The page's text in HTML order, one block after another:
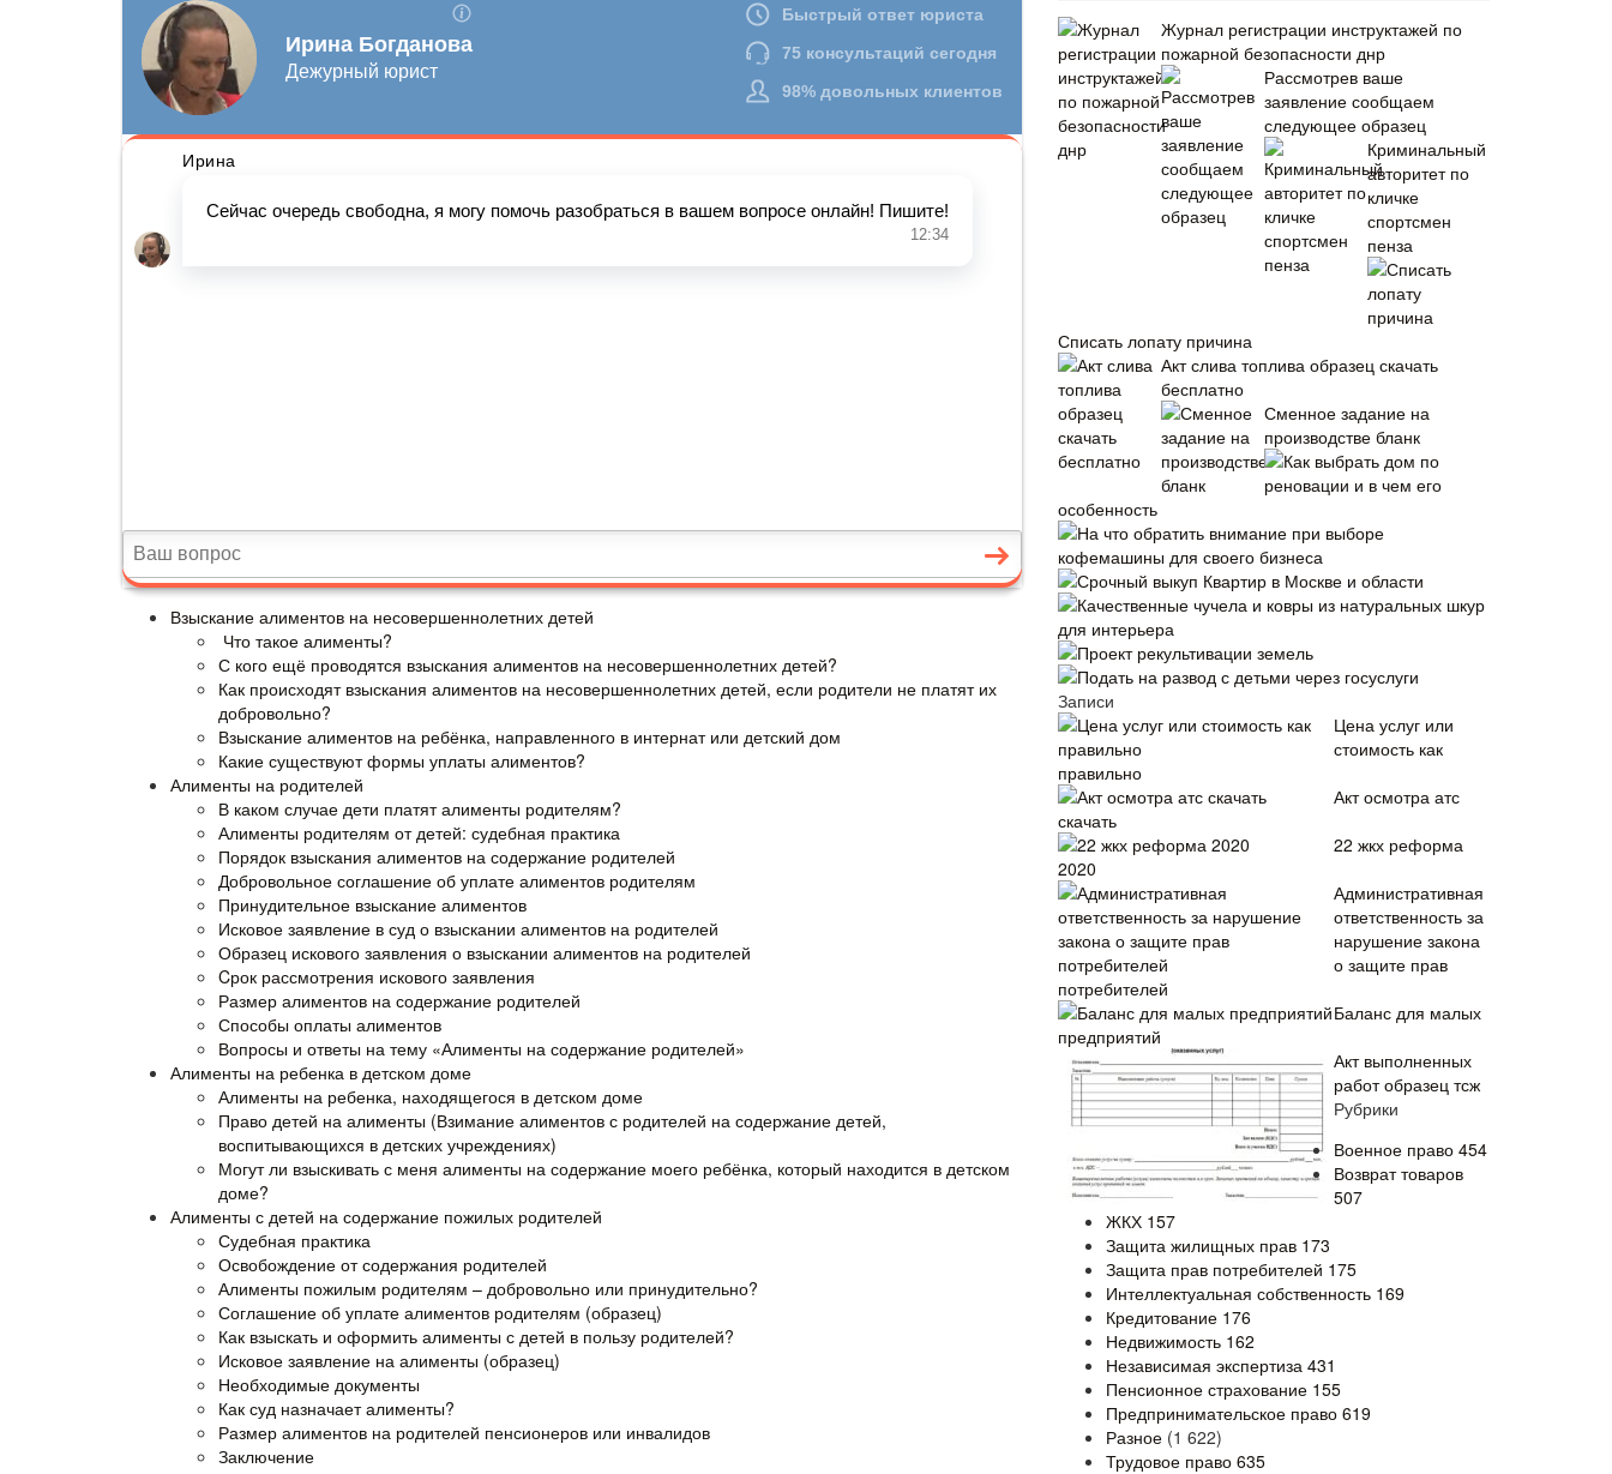
Взыскание алиментов на несовершеннолетних детей
Что такое алименты?
С кого ещё проводятся взыскания алиментов на несовершеннолетних детей?
Как происходят взыскания алиментов на несовершеннолетних детей, если родители не платят их
добровольно?
Взыскание алиментов на ребёнка, направленного в интернат или детский дом
Какие существуют формы уплаты алиментов?
Алименты на родителей
В каком случае дети платят алименты родителям?
Алименты родителям от детей: судебная практика
Порядок взыскания алиментов на содержание родителей
Добровольное соглашение об уплате алиментов родителям
Принудительное взыскание алиментов
Исковое заявление в суд о взыскании алиментов на родителей
Образец искового заявления о взыскании алиментов на родителей
Cрок рассмотрения искового заявления
Размер алиментов на содержание родителей
Способы оплаты алиментов
Вопросы и ответы на тему «Алименты на содержание родителей»
Алименты на ребенка в детском доме
Алименты на ребенка, находящегося в детском доме
Право детей на алименты (Взимание алиментов с родителей на содержание детей,
воспитывающихся в детских учреждениях)
Могут ли взыскивать с меня алименты на содержание моего ребёнка, который находится в детском
доме?
Алименты с детей на содержание пожилых родителей
Судебная практика
Освобождение от содержания родителей
Алименты пожилым родителям – добровольно или принудительно?
Соглашение об уплате алиментов родителям (образец)
Как взыскать и оформить алименты с детей в пользу родителей?
Исковое заявление на алименты (образец)
Необходимые документы
Как суд назначает алименты?
Размер алиментов на родителей пенсионеров или инвалидов
Заключение
Журнал регистрации инструктажей по
пожарной безопасности днр
Рассмотрев ваше
заявление сообщаем
следующее образец
Криминальный
авторитет по
кличке
спортсмен
пенза
Списать лопату причина
Акт слива топлива образец скачать
бесплатно
Сменное задание на
производстве бланк
Как выбрать дом по
реновации и в чем его
особенность
На что обратить внимание при выборе
кофемашины для своего бизнеса
Срочный выкуп Квартир в Москве и области
Качественные чучела и ковры из натуральных шкур
для интерьера
Проект рекультивации земель
Подать на развод с детьми через госуслуги
Записи
Цена услуг или
стоимость как
правильно
Акт осмотра атс
скачать
22 жкх реформа
2020
Административная
ответственность за
нарушение закона
о защите прав
потребителей
Баланс для малых
предприятий
Акт выполненных
работ образец тсж
Рубрики
Военное право 454
Возврат товаров
507
ЖКХ 157
Защита жилищных прав 173
Защита прав потребителей 175
Интеллектуальная собственность 169
Кредитование 176
Недвижимость 162
Независимая экспертиза 431
Пенсионное страхование 155
Предпринимательское право 619
Разное (1 622)
Трудовое право 635